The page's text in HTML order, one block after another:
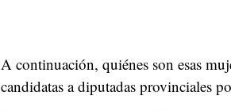
A continuación, quiénes son esas
candidatas a diputadas provinciales